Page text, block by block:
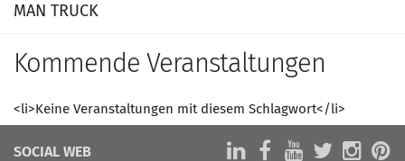
VERANSTALTUNGEN
Rückblicke
MAN TRUCK
Kommende Veranstaltungen
<li>Keine Veranstaltungen mit diesem Schlagwort</li>
SOCIAL WEB